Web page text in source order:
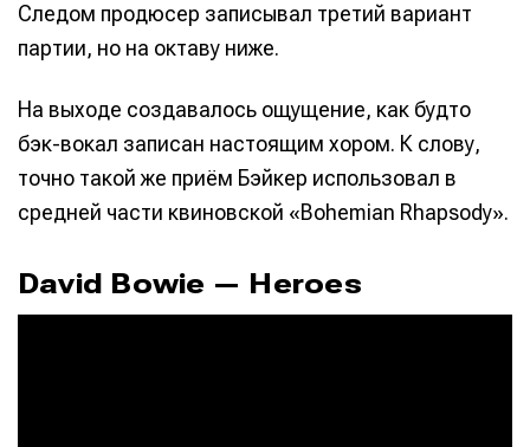
Следом продюсер записывал третий вариант
партии, но на октаву ниже.
На выходе создавалось ощущение, как будто
бэк-вокал записан настоящим хором. К слову,
точно такой же приём Бэйкер использовал в
средней части квиновской «Bohemian Rhapsody».
David Bowie — Heroes